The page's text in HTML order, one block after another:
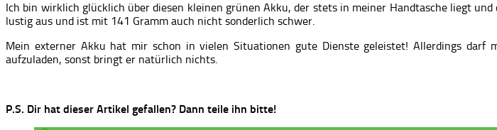
Ich bin wirklich glücklich über diesen kleinen grünen Akku, der stets in meiner Handtasche liegt
lustig aus und ist mit 141 Gramm auch nicht sonderlich schwer.
Mein externer Akku hat mir schon in vielen Situationen gute Dienste geleistet! Allerdings
aufzuladen, sonst bringt er natürlich nichts.
P.S. Dir hat dieser Artikel gefallen? Dann teile ihn bitte!